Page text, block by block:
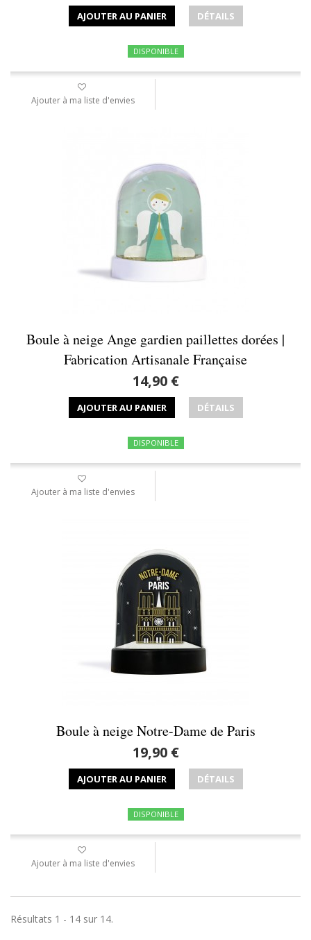
AJOUTER AU PANIER DÉTAILS
DISPONIBLE
Ajouter à ma liste d'envies
Boule à neige Ange gardien paillettes dorées |
Fabrication Artisanale Française
14,90 €
AJOUTER AU PANIER DÉTAILS
DISPONIBLE
Ajouter à ma liste d'envies
Boule à neige Notre-Dame de Paris
19,90 €
AJOUTER AU PANIER DÉTAILS
DISPONIBLE
Ajouter à ma liste d'envies
Résultats 1 - 14 sur 14.